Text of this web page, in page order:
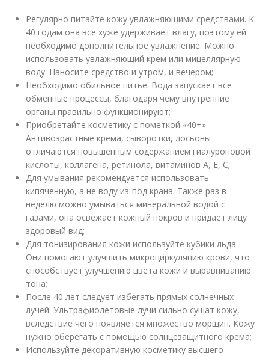
Регулярно питайте кожу увлажняющими средствами. К
40 годам она все хуже удерживает влагу, поэтому ей
необходимо дополнительное увлажнение. Можно
использовать увлажняющий крем или мицеллярную
воду. Наносите средство и утром, и вечером;
Необходимо обильное питье. Вода запускает все
обменные процессы, благодаря чему внутренние
органы правильно функционируют;
Приобретайте косметику с пометкой «40+».
Антивозрастные крема, сыворотки, лосьоны
отличаются повышенным содержанием гиалуроновой
кислоты, коллагена, ретинола, витаминов А, Е, С;
Для умывания рекомендуется использовать
кипяченную, а не воду из-под крана. Также раз в
неделю можно умываться минеральной водой с
газами, она освежает кожный покров и придает лицу
здоровый вид;
Для тонизирования кожи используйте кубики льда.
Они помогают улучшить микроциркуляцию крови, что
способствует улучшению цвета кожи и выравниванию
тона;
После 40 лет следует избегать прямых солнечных
лучей. Ультрафиолетовые лучи сильно сушат кожу,
вследствие чего появляется множество морщин. Кожу
нужно оберегать с помощью солнцезащитного крема;
Используйте декоративную косметику высшего